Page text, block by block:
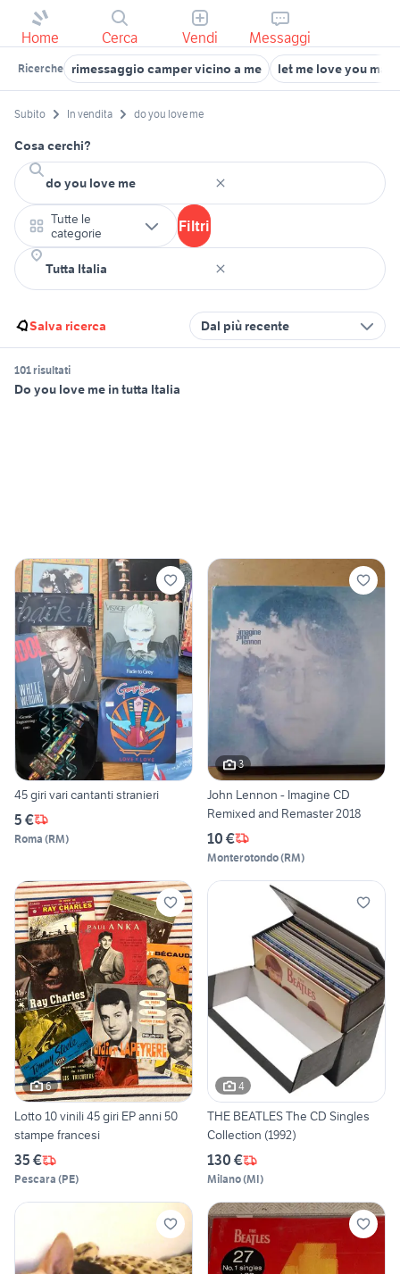
Home Cerca Vendi Messaggi
Ricerche rimessaggio camper vicino a me let me love you
Subito In vendita do you love me
Cosa cerchi?
Tutte le
categorie
Filtri
Salva ricerca Dal più recente
101 risultati
Do you love me in tutta Italia
45 giri vari cantanti stranieri
5 €
Roma (RM)
3
John Lennon - Imagine CD
Remixed and Remaster 2018
10 €
Monterotondo(RM)
6
Lotto 10 vinili 45 giri EP anni 50
stampe francesi
35 €
Pescara (PE)
4
THE BEATLES The CD Singles
Collection (1992)
130 €
Milano(MI)